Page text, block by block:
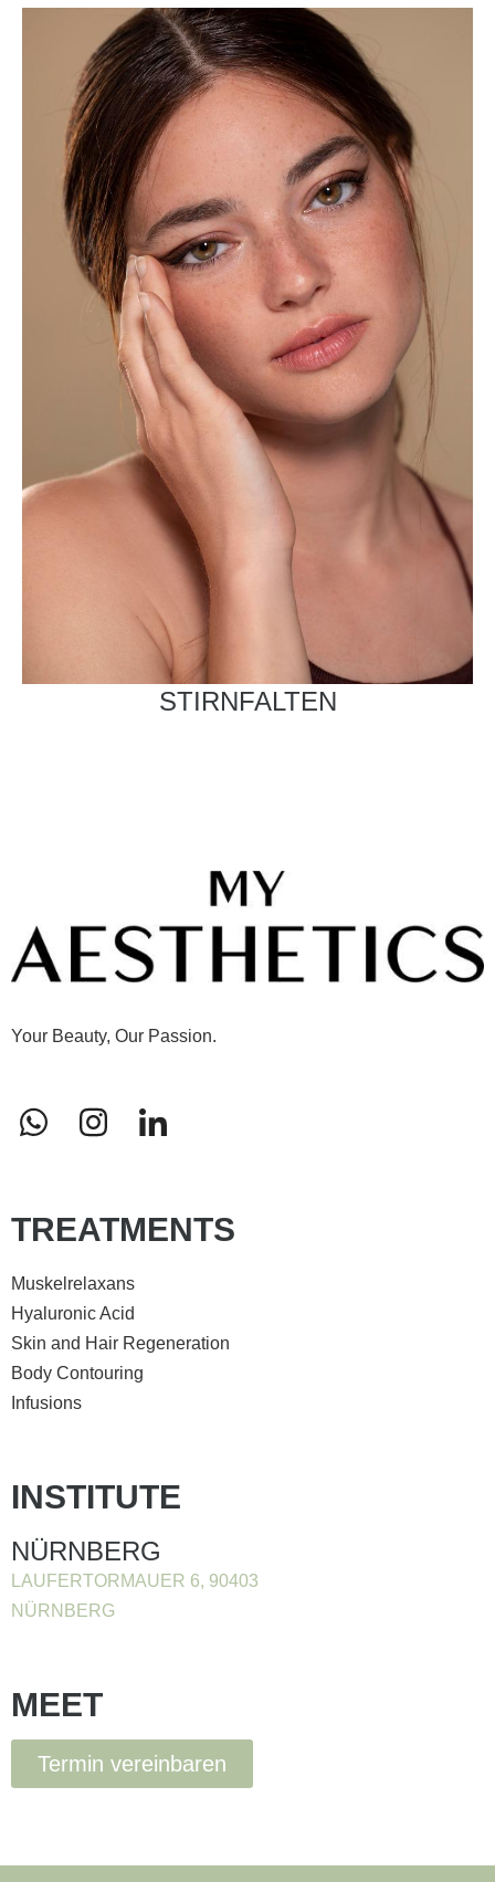
STIRNFALTEN
Your Beauty, Our Passion.
TREATMENTS
Muskelrelaxans
Hyaluronic Acid
Skin and Hair Regeneration
Body Contouring
Infusions
INSTITUTE
NÜRNBERG
LAUFERTORMAUER 6, 90403
NÜRNBERG
MEET
Termin vereinbaren